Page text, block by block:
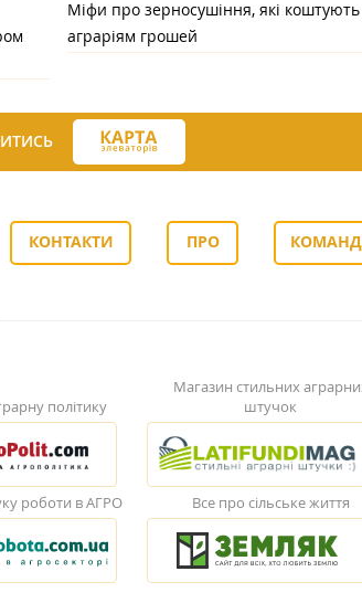
Міфи про зерносушіння, які коштують
аграріям грошей
КОНТАКТИ
ПРО
політику
Магазин стильних
штучок
роботи в АГРО Все про сільське життя